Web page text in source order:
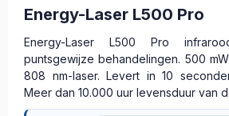
Energy-Laser L500 Pro
Energy-Laser L500 Pro
puntsgewijze behandelingen. 500
808 nm-laser. Levert in 10
Meer dan 10.000 uur levensduur van